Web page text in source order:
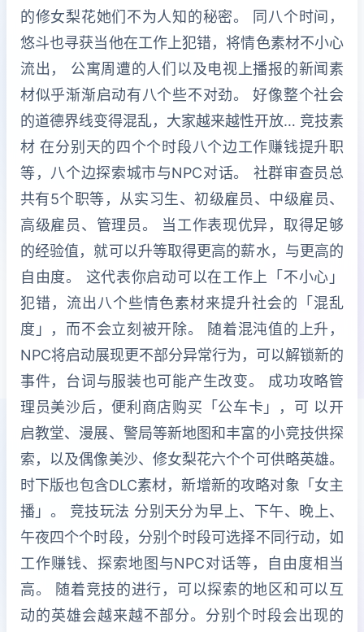
的修女梨花她们不为人知的秘密。 同八个时间，
悠斗也寻获当他在工作上犯错，将情色素材不小心
流出， 公寓周遭的人们以及电视上播报的新闻素
材似乎渐渐启动有八个些不对劲。 好像整个社会
的道德界线变得混乱，大家越来越性开放… 竞技素
材 在分别天的四个个时段八个边工作赚钱提升职
等，八个边探索城市与NPC对话。 社群审查员总
共有5个职等，从实习生、初级雇员、中级雇员、
高级雇员、管理员。 当工作表现优异，取得足够
的经验值，就可以升等取得更高的薪水，与更高的
自由度。 这代表你启动可以在工作上「不小心」
犯错，流出八个些情色素材来提升社会的「混乱
度」，而不会立刻被开除。 随着混沌值的上升，
NPC将启动展现更不部分异常行为，可以解锁新的
事件，台词与服装也可能产生改变。 成功攻略管
理员美沙后，便利商店购买「公车卡」，可 以开
启教堂、漫展、警局等新地图和丰富的小竞技供探
索，以及偶像美沙、修女梨花六个个可供略英雄。
时下版也包含DLC素材，新增新的攻略对象「女主
播」。 竞技玩法 分别天分为早上、下午、晚上、
午夜四个个时段，分别个时段可选择不同行动，如
工作赚钱、探索地图与NPC对话等，自由度相当
高。 随着竞技的进行，可以探索的地区和可以互
动的英雄会越来越不部分。分别个时段会出现的